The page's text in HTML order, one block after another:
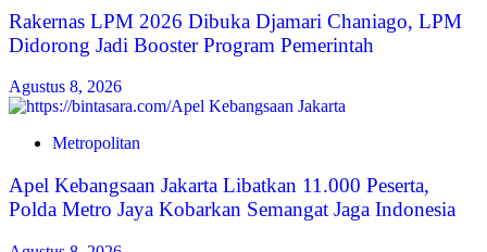
Rakernas LPM 2026 Dibuka Djamari Chaniago, LPM
Didorong Jadi Booster Program Pemerintah
Agustus 8, 2026
Metropolitan
Apel Kebangsaan Jakarta Libatkan 11.000 Peserta,
Polda Metro Jaya Kobarkan Semangat Jaga Indonesia